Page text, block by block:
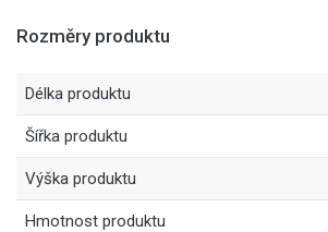
Rozměry produktu
Délka produktu
Šířka produktu
Výška produktu
Hmotnost produktu